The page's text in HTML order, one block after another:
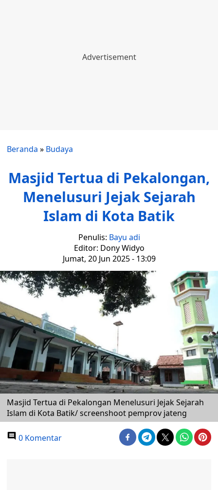
Beranda » Budaya
Masjid Tertua di Pekalongan,
Menelusuri Jejak Sejarah
Islam di Kota Batik
Penulis: Bayu adi
Editor: Dony Widyo
Jumat, 20 Jun 2025 - 13:09
Masjid Tertua di Pekalongan Menelusuri Jejak Sejarah
Islam di Kota Batik/ screenshoot pemprov jateng
0 Komentar